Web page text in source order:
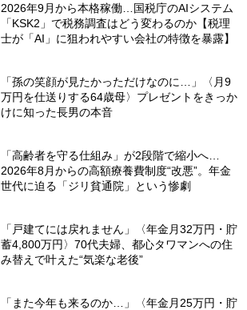
2026年9月から本格稼働…国税庁のAIシステム
「KSK2」で税務調査はどう変わるのか【税理
士が「AI」に狙われやすい会社の特徴を暴露】
「孫の笑顔が見たかっただけなのに…」〈月9
万円を仕送りする64歳母〉プレゼントをきっか
けに知った長男の本音
「高齢者を守る仕組み」が2段階で縮小へ…
2026年8月からの高額療養費制度“改悪”。年金
世代に迫る「ジリ貧通院」という惨劇
「戸建てには戻れません」〈年金月32万円・貯
蓄4,800万円〉70代夫婦、都心タワマンへの住
み替えで叶えた“気楽な老後”
「また今年も来るのか…」〈年金月25万円・貯